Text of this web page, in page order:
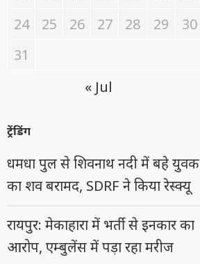
24
25 26 27 28 29
30
31
« Jul
ट्रेंडिंग
धमधा पुल से शिवनाथ नदी में बहे युवक
का शव बरामद, SDRF ने किया रेस्क्यू
रायपुर: मेकाहारा में भर्ती से इनकार का
आरोप, एम्बुलेंस में पड़ा रहा मरीज